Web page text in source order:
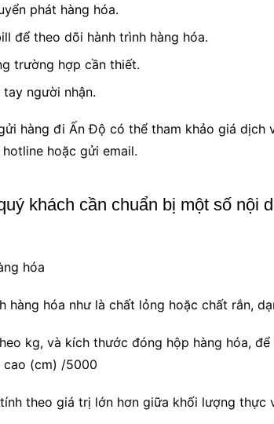
phát hàng hóa.
để theo dõi hành trình hàng hóa.
trường hợp cần thiết.
người nhận.
hàng đi Ấn Độ có thể tham khảo giá dịch
hoặc gửi email.
khách cần chuẩn bị một số nội
hóa
hàng hóa như là chất lỏng hoặc chất rắn,
kg, và kích thước đóng hộp hàng hóa,
(cm) /5000
theo giá trị lớn hơn giữa khối lượng thực